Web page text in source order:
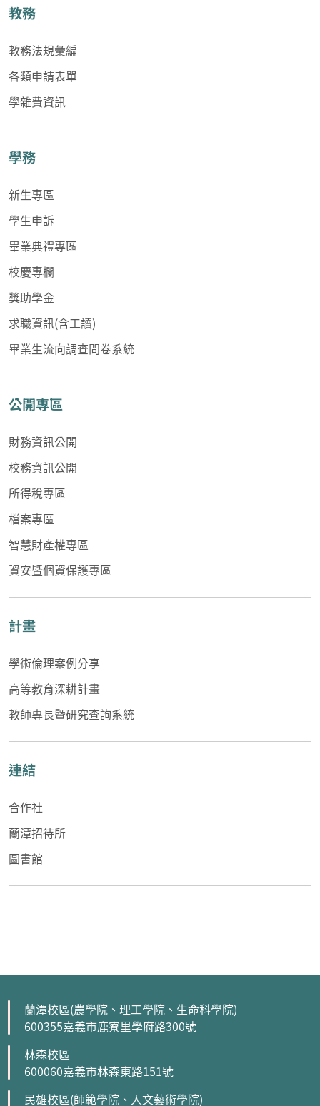
教務
教務法規彙編
各類申請表單
學雜費資訊
學務
新生專區
學生申訴
畢業典禮專區
校慶專欄
獎助學金
求職資訊(含工讀)
畢業生流向調查問卷系統
公開專區
財務資訊公開
校務資訊公開
所得稅專區
檔案專區
智慧財產權專區
資安暨個資保護專區
計畫
學術倫理案例分享
高等教育深耕計畫
教師專長暨研究查詢系統
連結
合作社
蘭潭招待所
圖書館
蘭潭校區(農學院、理工學院、生命科學院)
600355嘉義市鹿寮里學府路300號
林森校區
600060嘉義市林森東路151號
民雄校區(師範學院、人文藝術學院)